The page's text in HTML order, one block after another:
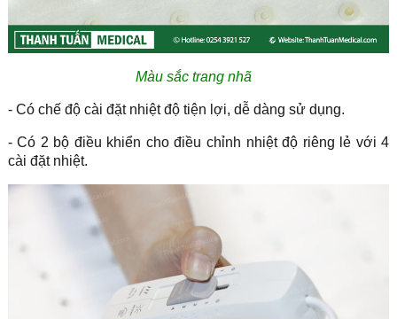
Màu sắc trang nhã
- Có chế độ cài đặt nhiệt độ tiện lợi, dễ dàng sử dụng.
- Có 2 bộ điều khiển cho điều chỉnh nhiệt độ riêng lẻ với 4
cài đặt nhiệt.